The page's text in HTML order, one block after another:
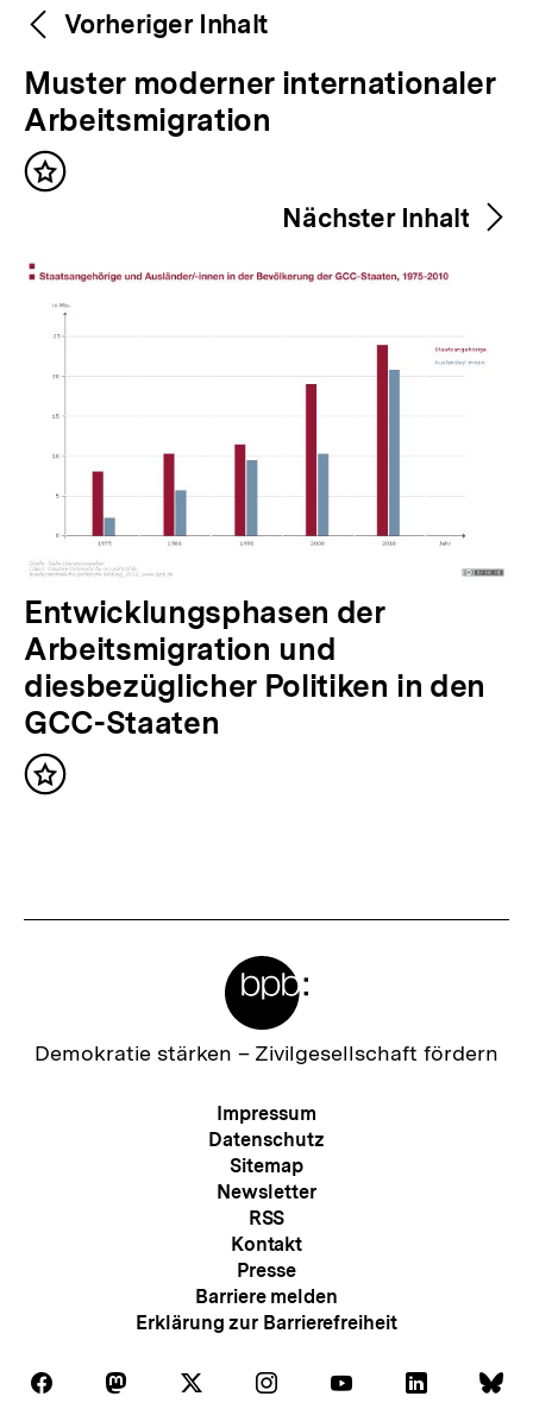
Weitere
Inhalte
Content-
Navigation
Vorheriger Inhalt
V
o
r
h
r
a
l
t
:
Muster moderner internationaler
Arbeitsmigration
Inhalt
Nächster Inhalt
N
ä
c
h
s
t
Entwicklungsphasen der
Arbeitsmigration und
diesbezüglicher Politiken in den
GCC-Staaten
Inhalt
Zur
Demokratie stärken – Zivilgesellschaft fördern
Meta-
Navigation
Impressum
Datenschutz
Sitemap
Newsletter
RSS
Kontakt
Presse
Barriere melden
Erklärung zur Barrierefreiheit
Folgen
Auf
Folgen Folgen Folgen
Auf
Folgen Folgen